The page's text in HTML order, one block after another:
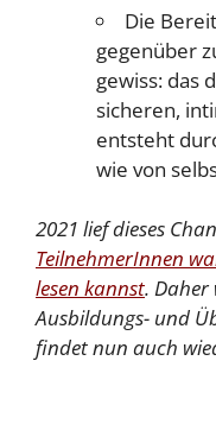
Die
gegenüber
gewiss: das
sicheren,
entsteht
wie von
2021 lief dieses
TeilnehmerInnen
lesen kannst. Daher
Ausbildungs- und
findet nun auch